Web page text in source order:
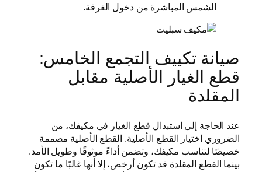
الشمس المباشرة من دخول الغرفة.
صيانة تكييف التجمع الخامس:
قطع الغيار الأصلية مقابل
المقلدة
عند الحاجة إلى استبدال قطع الغيار في مكيفك، من
الضروري اختيار القطع الأصلية. القطع الأصلية مصممة
خصيصًا لتناسب مكيفك، وتضمن أداءً موثوقًا وطويل الأمد.
بينما القطع المقلدة قد تكون أرخص، إلا أنها غالبًا ما تكون